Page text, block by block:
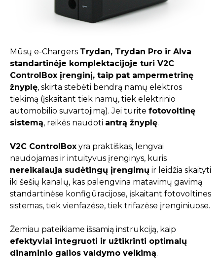
Mūsų e-Chargers Trydan, Trydan Pro ir Alva
standartinėje komplektacijoje turi V2C
ControlBox įrenginį, taip pat ampermetrinę
žnyplę, skirta stebėti bendrą namų elektros
tiekimą (įskaitant tiek namų, tiek elektrinio
automobilio suvartojimą). Jei turite fotovoltinę
sistemą, reikės naudoti antrą žnyplę.
V2C ControlBox yra praktiškas, lengvai
naudojamas ir intuityvus įrenginys, kuris
nereikalauja sudėtingų įrengimų ir leidžia skaityti
iki šešių kanalų, kas palengvina matavimų gavimą
standartinėse konfigūracijose, įskaitant fotovoltines
sistemas, tiek vienfazėse, tiek trifazėse įrenginiuose.
Žemiau pateikiame išsamią instrukciją, kaip
efektyviai integruoti ir užtikrinti optimalų
dinaminio galios valdymo veikimą.